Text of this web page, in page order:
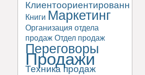
Клиентоориентированность
Книги Маркетинг
Организация отдела
продаж Отдел продаж
Переговоры
Продажи
Техника продаж